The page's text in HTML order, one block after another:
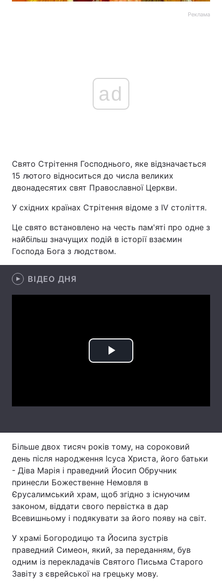
Головна Війна
Україна
Економіка
Спорт Наука
Інциденти
Туризм
Відео з Youtube Статті
Інтерв'ю Думки
Архів Вакансії
Контакти
Послуги
Реклама
ad
Свято Стрітення Господнього, яке відзначається
15 лютого відноситься до числа великих
двонадесятих свят Православної Церкви.
У східних країнах Стрітення відоме з IV століття.
Це свято встановлено на честь пам'яті про одне з
найбільш значущих подій в історії взаємин
Господа Бога з людством.
ВІДЕО ДНЯ
Play
Більше двох тисяч років тому, на сороковий
день після народження Ісуса Христа, його батьки
- Діва Марія і праведний Йосип Обручник
принесли Божественне Немовля в
Єрусалимський храм, щоб згідно з існуючим
законом, віддати свого первістка в дар
Всевишньому і подякувати за його появу на світ.
У храмі Богородицю та Йосипа зустрів
праведний Симеон, який, за переданням, був
одним із перекладачів Святого Письма Старого
Завіту з єврейської на грецьку мову.